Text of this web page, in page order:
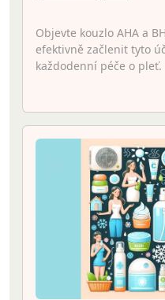
Objevte kouzlo AHA a
efektivně začlenit tyto
každodenní péče o pleť.